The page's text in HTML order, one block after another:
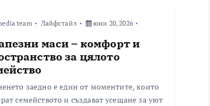
team Лайфстайл юни 20, 2026
маси – комфорт и
за цялото
заедно е един от моментите, които
семейството и създават усещане за уют